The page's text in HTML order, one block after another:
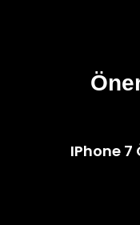
IPhone